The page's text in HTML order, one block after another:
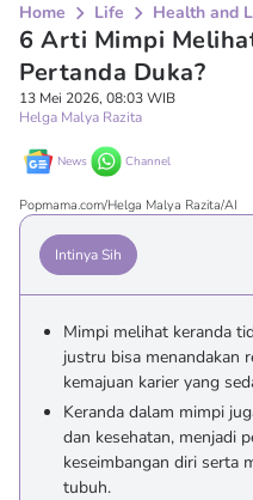
Home Life Health and
6 Arti Mimpi
Pertanda Duka?
13 Mei 2026, 08:03 WIB
Helga Malya Razita
News Channel
Popmama.com/Helga Malya Razita/AI
Intinya Sih
Mimpi melihat keranda
justru bisa menandakan
kemajuan karier yang
Keranda dalam mimpi
dan kesehatan, menjadi
keseimbangan diri serta
tubuh.